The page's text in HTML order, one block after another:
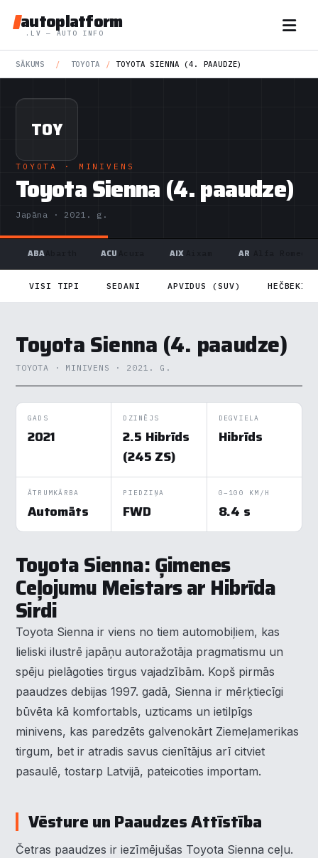
autoplatform
.LV — AUTO INFO
SĀKUMS / TOYOTA / TOYOTA SIENNA (4. PAAUDZE)
TOY
TOYOTA · MINIVENS
Toyota Sienna (4. paaudze)
Japāna · 2021. g.
ABA ACU AIX AR
VISI TIPI SEDANI APVIDUS (SUV) HEČBEKI
Toyota Sienna (4. paaudze)
TOYOTA · MINIVENS · 2021. G.
GADS
2021
DZINĒJS
2.5 Hibrīds
(245 ZS)
DEGVIELA
Hibrīds
ĀTRUMKĀRBA
Automāts
PIEDZIŅA
FWD
0–100 KM/H
8.4 s
Toyota Sienna: Ģimenes
Ceļojumu Meistars ar Hibrīda
Sirdi
Toyota Sienna ir viens no tiem automobiļiem, kas
lieliski ilustrē japāņu autoražotāja pragmatismu un
spēju pielāgoties tirgus vajadzībām. Kopš pirmās
paaudzes debijas 1997. gadā, Sienna ir mērķtiecīgi
būvēta kā komfortabls, uzticams un ietilpīgs
minivens, kas paredzēts galvenokārt Ziemeļamerikas
tirgum, bet ir atradis savus cienītājus arī citviet
pasaulē, tostarp Latvijā, pateicoties importam.
Vēsture un Paaudzes Attīstība
Četras paaudzes ir iezīmējušas Toyota Sienna ceļu.